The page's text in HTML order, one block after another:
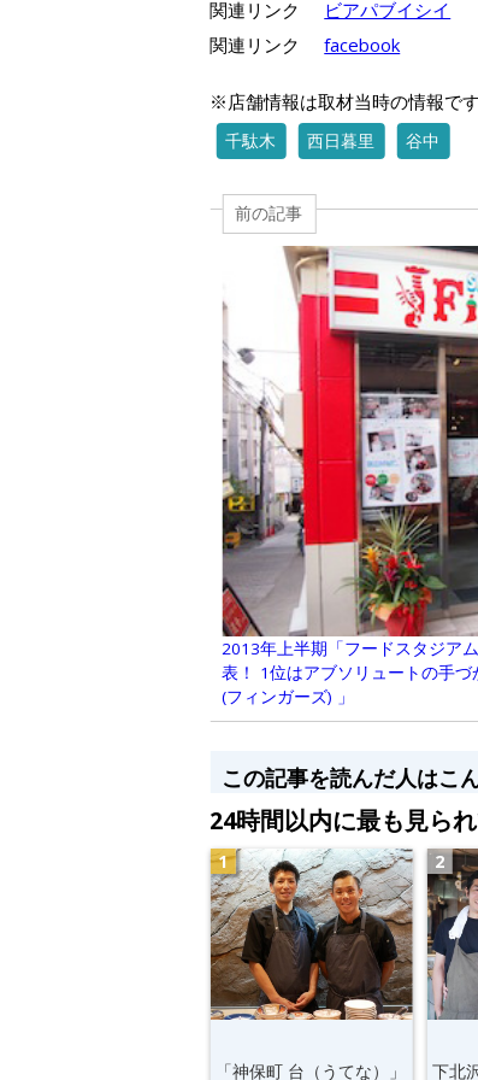
関連リンク
ビアパブイシイ
関連リンク
facebook
※店舗情報は取材当時の情報で
千駄木 西日暮里 谷中
前の記事
2013年上半期「フードスタジア
表！ 1位はアブソリュートの手づ
(フィンガーズ) 」
この記事を読んだ人はこ
24時間以内に最も見ら
「神保町 台（うてな）」 下北